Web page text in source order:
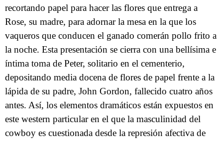
recortando papel para hacer las flores que entrega a
Rose, su madre, para adornar la mesa en la que los
vaqueros que conducen el ganado comerán pollo frito a
la noche. Esta presentación se cierra con una bellísima e
íntima toma de Peter, solitario en el cementerio,
depositando media docena de flores de papel frente a la
lápida de su padre, John Gordon, fallecido cuatro años
antes. Así, los elementos dramáticos están expuestos en
este western particular en el que la masculinidad del
cowboy es cuestionada desde la represión afectiva de